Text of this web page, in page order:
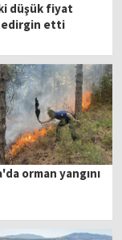
düşük fiyat
etti
orman yangını